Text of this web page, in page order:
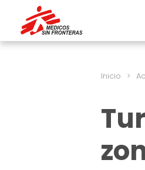
Inicio >